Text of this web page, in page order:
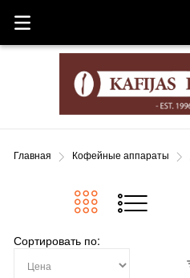
Главная Кофейные аппараты
Сортировать по